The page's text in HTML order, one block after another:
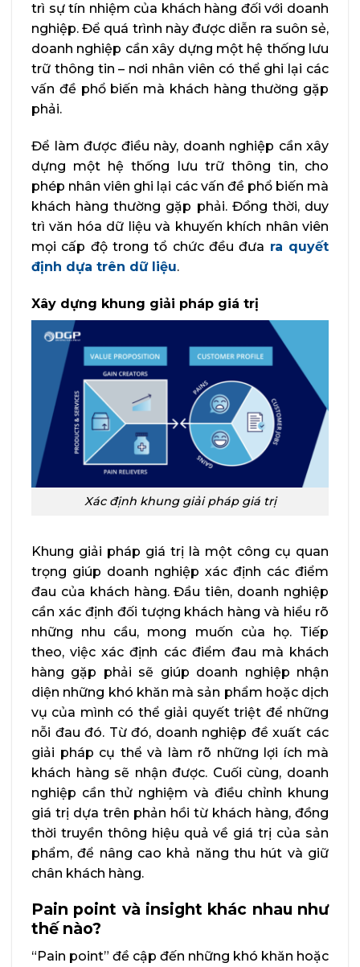
trì sự tín nhiệm của khách hàng đối với doanh
nghiệp. Để quá trình này được diễn ra suôn sẻ,
doanh nghiệp cần xây dựng một hệ thống lưu
trữ thông tin – nơi nhân viên có thể ghi lại các
vấn đề phổ biến mà khách hàng thường gặp
phải.
Để làm được điều này, doanh nghiệp cần xây
dựng một hệ thống lưu trữ thông tin, cho
phép nhân viên ghi lại các vấn đề phổ biến mà
khách hàng thường gặp phải. Đồng thời, duy
trì văn hóa dữ liệu và khuyến khích nhân viên
mọi cấp độ trong tổ chức đều đưa ra quyết
định dựa trên dữ liệu.
Xây dựng khung giải pháp giá trị
Xác định khung giải pháp giá trị
Khung giải pháp giá trị là một công cụ quan
trọng giúp doanh nghiệp xác định các điểm
đau của khách hàng. Đầu tiên, doanh nghiệp
cần xác định đối tượng khách hàng và hiểu rõ
những nhu cầu, mong muốn của họ. Tiếp
theo, việc xác định các điểm đau mà khách
hàng gặp phải sẽ giúp doanh nghiệp nhận
diện những khó khăn mà sản phẩm hoặc dịch
vụ của mình có thể giải quyết triệt để những
nỗi đau đó. Từ đó, doanh nghiệp đề xuất các
giải pháp cụ thể và làm rõ những lợi ích mà
khách hàng sẽ nhận được. Cuối cùng, doanh
nghiệp cần thử nghiệm và điều chỉnh khung
giá trị dựa trên phản hồi từ khách hàng, đồng
thời truyền thông hiệu quả về giá trị của sản
phẩm, để nâng cao khả năng thu hút và giữ
chân khách hàng.
Pain point và insight khác nhau như
thế nào?
“Pain point” đề cập đến những khó khăn hoặc